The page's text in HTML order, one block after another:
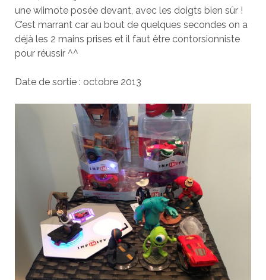
une wiimote posée devant, avec les doigts bien sûr !
C’est marrant car au bout de quelques secondes on a
déjà les 2 mains prises et il faut être contorsionniste
pour réussir ^^
Date de sortie : octobre 2013